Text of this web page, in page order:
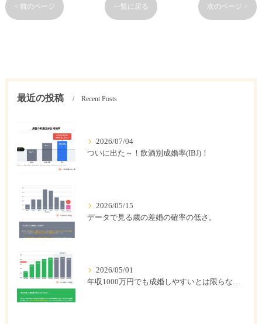
< 前のページ 一覧に戻る 次のページ >
最近の投稿 Recent Posts
2026/07/04
ついに出た～！飲酒別成婚率(IBJ)！
2026/05/15
データで見る歳の差婚の確率の低さ。
2026/05/01
年収1000万円でも成婚しやすいとは限らない? 「年収帯別の成婚率」のリアル